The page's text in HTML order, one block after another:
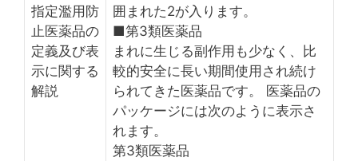
指定濫用防
止医薬品の
定義及び表
示に関する
解説
囲まれた2が入ります。
■第3類医薬品
まれに生じる副作用も少なく、比
較的安全に長い期間使用され続け
られてきた医薬品です。 医薬品の
パッケージには次のように表示さ
れます。
第3類医薬品